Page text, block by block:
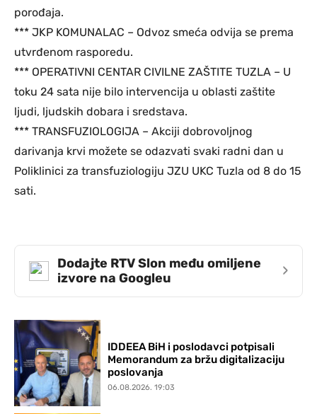
porođaja.
*** JKP KOMUNALAC – Odvoz smeća odvija se prema
utvrđenom rasporedu.
*** OPERATIVNI CENTAR CIVILNE ZAŠTITE TUZLA – U
toku 24 sata nije bilo intervencija u oblasti zaštite
ljudi, ljudskih dobara i sredstava.
*** TRANSFUZIOLOGIJA – Akciji dobrovoljnog
darivanja krvi možete se odazvati svaki radni dan u
Poliklinici za transfuziologiju JZU UKC Tuzla od 8 do 15
sati.
Dodajte RTV Slon među omiljene
izvore na Googleu
›
IDDEEA BiH i poslodavci potpisali
Memorandum za bržu digitalizaciju
poslovanja
06.08.2026. 19:03